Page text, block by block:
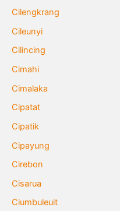
Cilengkrang
Cileunyi
Cilincing
Cimahi
Cimalaka
Cipatat
Cipatik
Cipayung
Cirebon
Cisarua
Ciumbuleuit